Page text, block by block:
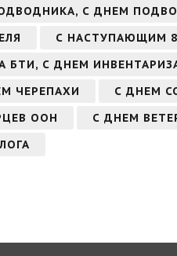
С ДНЕМ
С НАСТУПАЮЩИМ
БТИ, С ДНЕМ
ЧЕРЕПАХИ
С ДНЕМ
ООН
С ДНЕМ